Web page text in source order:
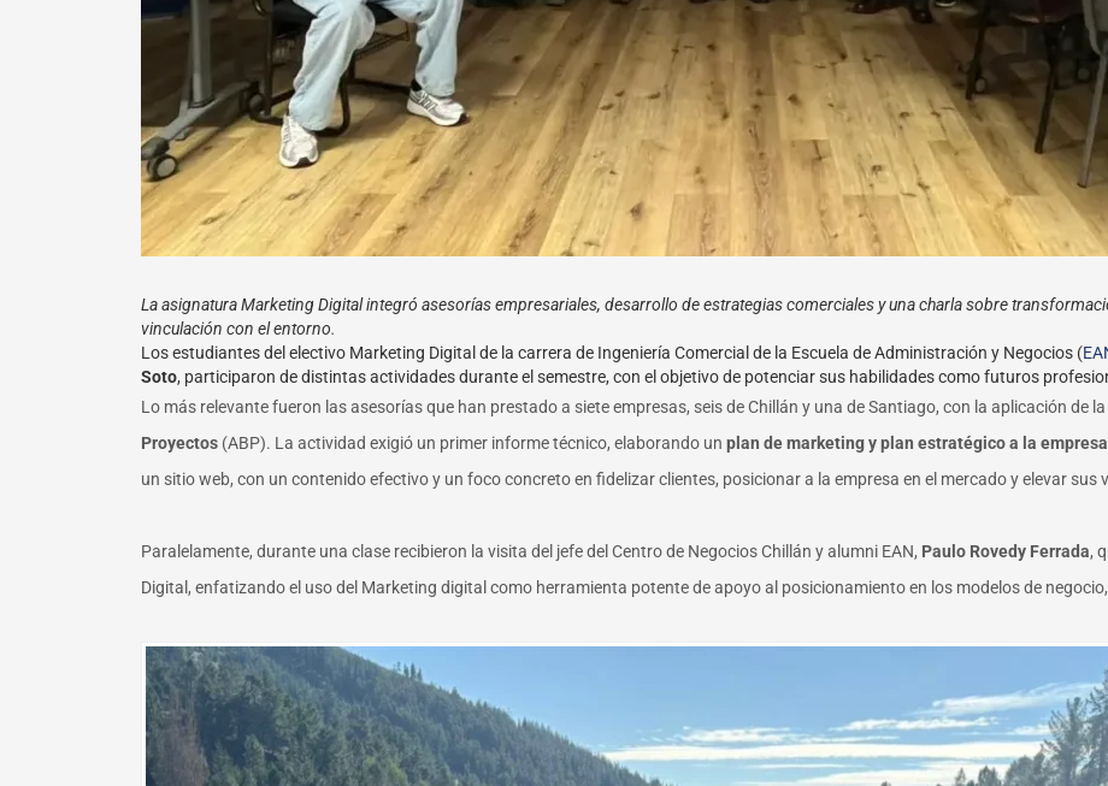
La asignatura Marketing Digital integró asesorías empresariales, desarrollo de estrategias comerciales y una charla sobre
vinculación con el entorno.
Los estudiantes del electivo Marketing Digital de la carrera de Ingeniería Comercial de la Escuela de Administración y Negocios (
Soto, participaron de distintas actividades durante el semestre, con el objetivo de potenciar sus habilidades como futuros
Lo más relevante fueron las asesorías que han prestado a siete empresas, seis de Chillán y una de Santiago, con la aplicación de
Proyectos (ABP). La actividad exigió un primer informe técnico, elaborando un plan de marketing y plan estratégico a la empresa
un sitio web, con un contenido efectivo y un foco concreto en fidelizar clientes, posicionar a la empresa en el mercado y elevar sus
Paralelamente, durante una clase recibieron la visita del jefe del Centro de Negocios Chillán y alumni EAN, Paulo Rovedy Ferrada,
Digital, enfatizando el uso del Marketing digital como herramienta potente de apoyo al posicionamiento en los modelos de